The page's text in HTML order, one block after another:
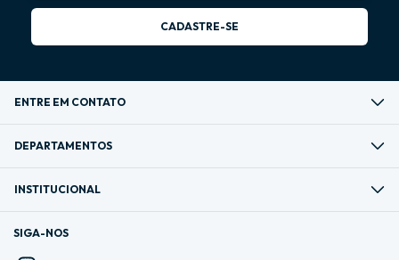
ENTRE EM CONTATO
DEPARTAMENTOS
INSTITUCIONAL
SIGA-NOS